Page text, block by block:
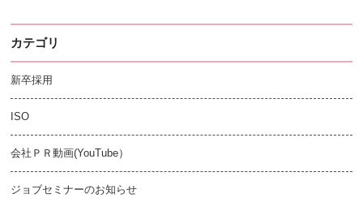
カテゴリ
新卒採用
ISO
会社ＰＲ動画(YouTube）
ジョブセミナーのお知らせ